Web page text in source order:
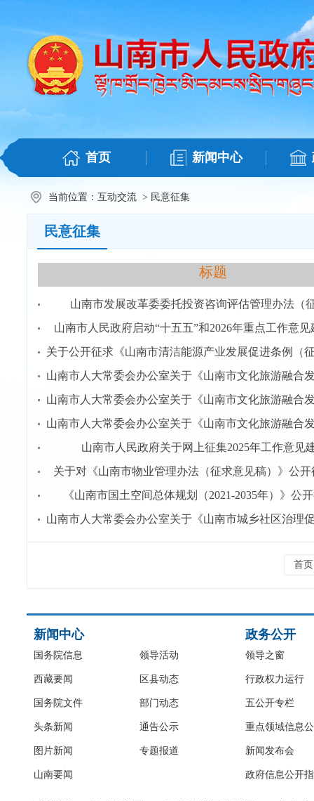
首页 新闻中心
当前位置： 互动交流 > 民意征集
民意征集
标题
山南市发展改革委委托投资咨询评估管理办法（
山南市人民政府启动“十五五”和2026年重点工作意
山南市人民政府关于网上征集2025年工作意见
关于对《山南市物业管理办法（征求意见稿）》公
《山南市国土空间总体规划（2021-2035年）》公
首页
新闻中心
国务院信息
西藏要闻
国务院文件
头条新闻
图片新闻
山南要闻
领导活动
区县动态
部门动态
通告公示
专题报道
政务公开
领导之窗
行政权力运行
五公开专栏
重点领域信息
新闻发布会
政府信息公开